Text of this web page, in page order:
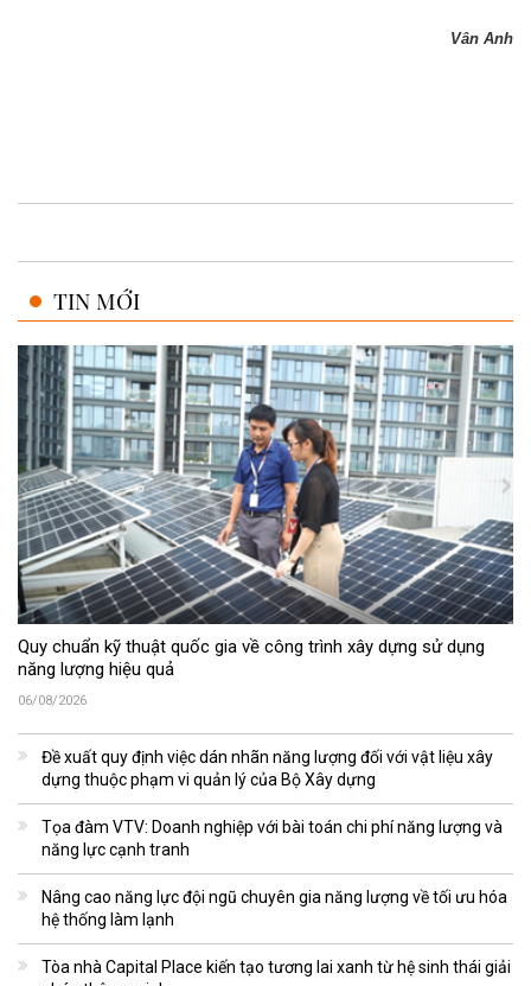
Vân Anh
TIN MỚI
Quy chuẩn kỹ thuật quốc gia về công trình xây dựng sử dụng
năng lượng hiệu quả
06/08/2026
Đề xuất quy định việc dán nhãn năng lượng đối với vật liệu xây
dựng thuộc phạm vi quản lý của Bộ Xây dựng
Tọa đàm VTV: Doanh nghiệp với bài toán chi phí năng lượng và
năng lực cạnh tranh
Nâng cao năng lực đội ngũ chuyên gia năng lượng về tối ưu hóa
hệ thống làm lạnh
Tòa nhà Capital Place kiến tạo tương lai xanh từ hệ sinh thái giải